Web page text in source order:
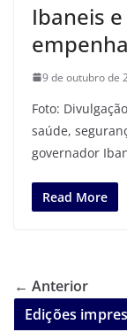
Ibaneis
9 de outubro de
Foto:
saúde,
governador
Read More
← Anterior
Edições